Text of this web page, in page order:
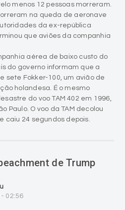
menos 12 pessoas morreram.
na queda de aeronave
da ex-república
que aviões da companhia
aérea de baixo custo do
do governo informam que a
sete Fokker-100, um avião de
holandesa. É o mesmo
do voo TAM 402 em 1996,
Paulo. O voo da TAM decolou
caiu 24 segundos depois.
de Trump
02:56